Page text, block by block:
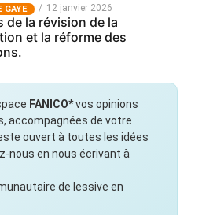
GAYE 12 janvier 2026
de la révision de la
et la réforme des
FANICO*vos opinions
accompagnées de votre
ouvert à toutes les idées
nous en nous écrivant à
de lessive en